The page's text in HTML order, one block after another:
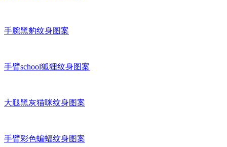
手腕黑豹纹身图案
手臂school狐狸纹身图案
大腿黑灰猫咪纹身图案
手臂彩色蝙蝠纹身图案